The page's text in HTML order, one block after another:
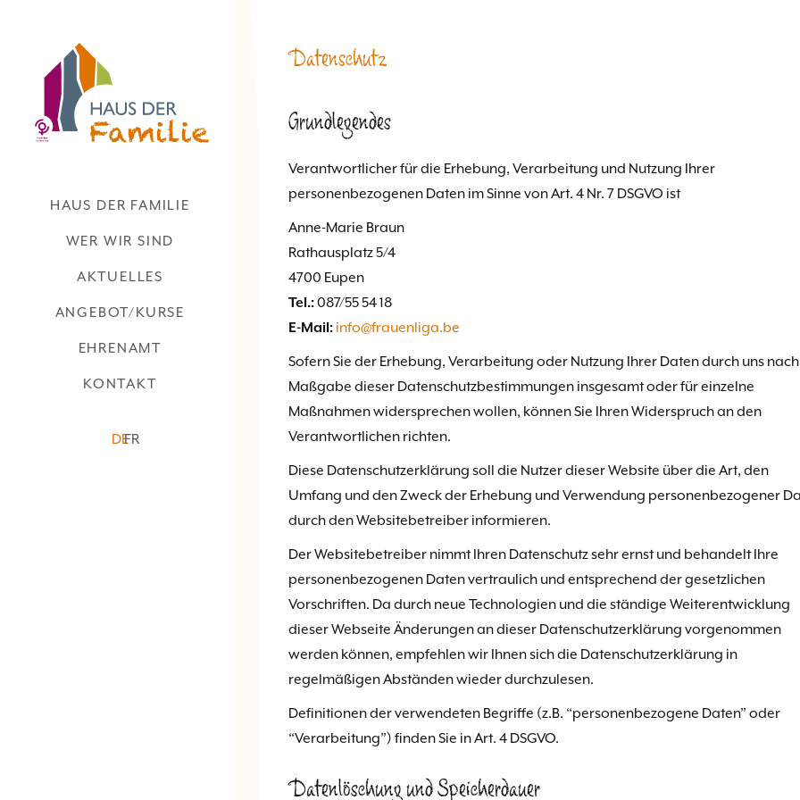
Navigation
HAUS DER FAMILIE
WER WIR SIND
AKTUELLES
ANGEBOT/KURSE
EHRENAMT
KONTAKT
DEFR
Datenschutz
Grundlegendes
Verantwortlicher für die Erhebung, Verarbeitung und Nutzung Ihrer
personenbezogenen Daten im Sinne von Art. 4 Nr. 7 DSGVO ist
Anne-Marie Braun
Rathausplatz 5/4
4700 Eupen
Tel.:087/55 54 18
E-Mail: info@frauenliga.be
Sofern Sie der Erhebung, Verarbeitung oder Nutzung Ihrer Daten durch uns nach
Maßgabe dieser Datenschutzbestimmungen insgesamt oder für einzelne
Maßnahmen widersprechen wollen, können Sie Ihren Widerspruch an den
Verantwortlichen richten.
Diese Datenschutzerklärung soll die Nutzer dieser Website über die Art, den
Umfang und den Zweck der Erhebung und Verwendung personenbezogener
durch den Websitebetreiber informieren.
Der Websitebetreiber nimmt Ihren Datenschutz sehr ernst und behandelt Ihre
personenbezogenen Daten vertraulich und entsprechend der gesetzlichen
Vorschriften. Da durch neue Technologien und die ständige Weiterentwicklung
dieser Webseite Änderungen an dieser Datenschutzerklärung vorgenommen
werden können, empfehlen wir Ihnen sich die Datenschutzerklärung in
regelmäßigen Abständen wieder durchzulesen.
Definitionen der verwendeten Begriffe (z.B. “personenbezogene Daten” oder
“Verarbeitung”) finden Sie in Art. 4 DSGVO.
Datenlöschung und Speicherdauer